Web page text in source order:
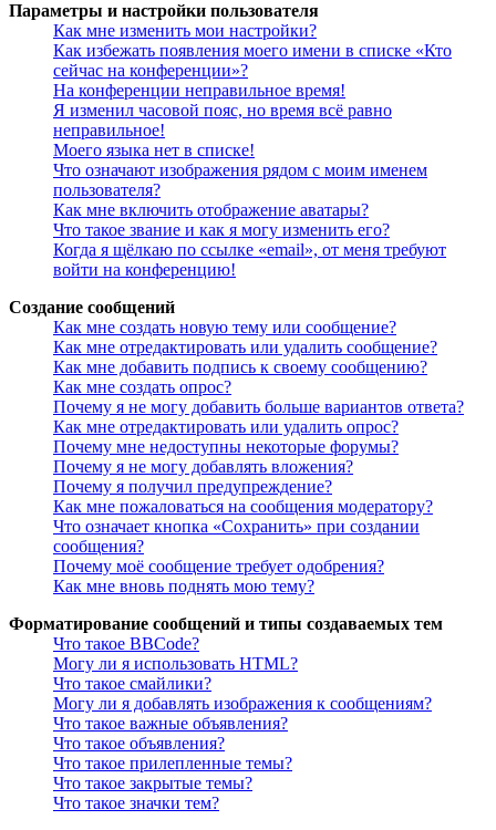
Параметры и настройки пользователя
Как мне изменить мои настройки?
Как избежать появления моего имени в списке «Кто
сейчас на конференции»?
На конференции неправильное время!
Я изменил часовой пояс, но время всё равно
неправильное!
Моего языка нет в списке!
Что означают изображения рядом с моим именем
пользователя?
Как мне включить отображение аватары?
Что такое звание и как я могу изменить его?
Когда я щёлкаю по ссылке «email», от меня требуют
войти на конференцию!
Создание сообщений
Как мне создать новую тему или сообщение?
Как мне отредактировать или удалить сообщение?
Как мне добавить подпись к своему сообщению?
Как мне создать опрос?
Почему я не могу добавить больше вариантов ответа?
Как мне отредактировать или удалить опрос?
Почему мне недоступны некоторые форумы?
Почему я не могу добавлять вложения?
Почему я получил предупреждение?
Как мне пожаловаться на сообщения модератору?
Что означает кнопка «Сохранить» при создании
сообщения?
Почему моё сообщение требует одобрения?
Как мне вновь поднять мою тему?
Форматирование сообщений и типы создаваемых тем
Что такое BBCode?
Могу ли я использовать HTML?
Что такое смайлики?
Могу ли я добавлять изображения к сообщениям?
Что такое важные объявления?
Что такое объявления?
Что такое прилепленные темы?
Что такое закрытые темы?
Что такое значки тем?